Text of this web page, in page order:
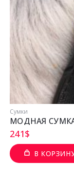
Сумки
МОДНАЯ
241$
В